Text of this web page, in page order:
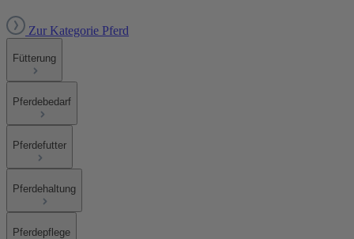
Zur Kategorie Pferd
Fütterung
Pferdebedarf
Pferdefutter
Pferdehaltung
Pferdepflege